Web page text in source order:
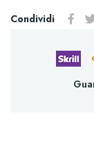
Condividi